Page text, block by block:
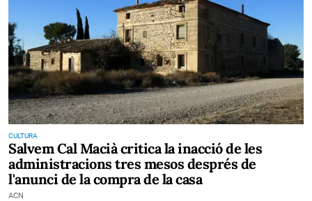
CULTURA
Salvem Cal Macià critica la inacció de les
administracions tres mesos després de
l'anunci de la compra de la casa
ACN